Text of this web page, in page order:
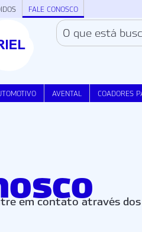
FALE CONOSCO
AVENTAL COADORES
em contato através dos